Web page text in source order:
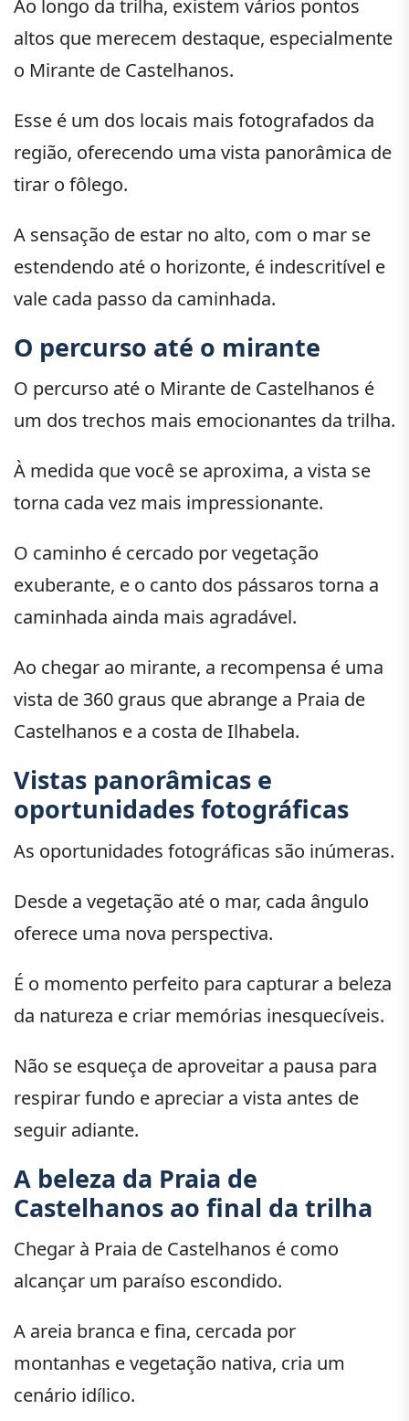
Ao longo da trilha, existem vários pontos
altos que merecem destaque, especialmente
o Mirante de Castelhanos.
Esse é um dos locais mais fotografados da
região, oferecendo uma vista panorâmica de
tirar o fôlego.
A sensação de estar no alto, com o mar se
estendendo até o horizonte, é indescritível e
vale cada passo da caminhada.
O percurso até o mirante
O percurso até o Mirante de Castelhanos é
um dos trechos mais emocionantes da trilha.
À medida que você se aproxima, a vista se
torna cada vez mais impressionante.
O caminho é cercado por vegetação
exuberante, e o canto dos pássaros torna a
caminhada ainda mais agradável.
Ao chegar ao mirante, a recompensa é uma
vista de 360 graus que abrange a Praia de
Castelhanos e a costa de Ilhabela.
Vistas panorâmicas e
oportunidades fotográficas
As oportunidades fotográficas são inúmeras.
Desde a vegetação até o mar, cada ângulo
oferece uma nova perspectiva.
É o momento perfeito para capturar a beleza
da natureza e criar memórias inesquecíveis.
Não se esqueça de aproveitar a pausa para
respirar fundo e apreciar a vista antes de
seguir adiante.
A beleza da Praia de
Castelhanos ao final da trilha
Chegar à Praia de Castelhanos é como
alcançar um paraíso escondido.
A areia branca e fina, cercada por
montanhas e vegetação nativa, cria um
cenário idílico.